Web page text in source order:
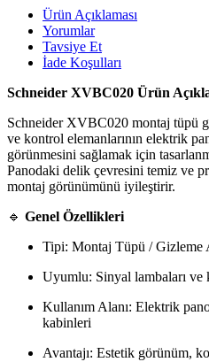
Ürün Açıklaması
Yorumlar
Tavsiye Et
İade Koşulları
Schneider XVBC020 Ürün
Schneider XVBC020 montaj tüpü
ve kontrol elemanlarının elektrik
görünmesini sağlamak için
Panodaki delik çevresini temiz ve
montaj görünümünü iyileştirir.
🔹 Genel Özellikleri
Tipi: Montaj Tüpü / Gizleme
Uyumlu: Sinyal lambaları ve
Kullanım Alanı: Elektrik
kabinleri
Avantajı: Estetik görünüm,